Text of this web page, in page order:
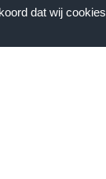
dat wij cookies